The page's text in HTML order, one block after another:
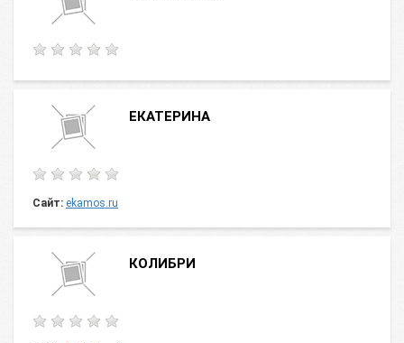
ЕКАТЕРИНА
Сайт: ekamos.ru
КОЛИБРИ